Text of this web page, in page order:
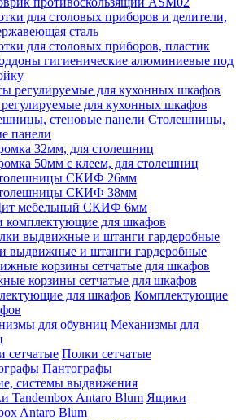
для столовых приборов и делители,
сталь
для столовых приборов, пластик
гигиенические алюминиевые под
для кухонных шкафов
Столешницы,
панели
32мм, для столешниц
50мм с клеем, для столешниц
СКИФ 26мм
СКИФ 38мм
мебельный СКИФ 6мм
комплектующие для шкафов
выдвижные и штанги гардеробные
корзины сетчатые для шкафов
Комплектующие
Механизмы для
Полки сетчатые
Пантографы
системы выдвижения
Ящики
Antaro Blum